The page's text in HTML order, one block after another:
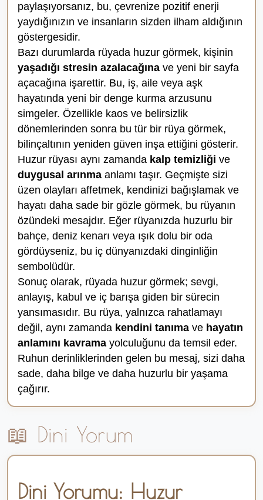
paylaşıyorsanız, bu, çevrenize pozitif enerji
yaydığınızın ve insanların sizden ilham aldığının
göstergesidir.
Bazı durumlarda rüyada huzur görmek, kişinin
yaşadığı stresin azalacağınave yeni bir sayfa
açacağına işarettir. Bu, iş, aile veya aşk
hayatında yeni bir denge kurma arzusunu
simgeler. Özellikle kaos ve belirsizlik
dönemlerinden sonra bu tür bir rüya görmek,
bilinçaltının yeniden güven inşa ettiğini gösterir.
Huzur rüyası aynı zamanda kalp temizliği ve
duygusal arınmaanlamı taşır. Geçmişte sizi
üzen olayları affetmek, kendinizi bağışlamak ve
hayatı daha sade bir gözle görmek, bu rüyanın
özündeki mesajdır. Eğer rüyanızda huzurlu bir
bahçe, deniz kenarı veya ışık dolu bir oda
gördüyseniz, bu iç dünyanızdaki dinginliğin
sembolüdür.
Sonuç olarak, rüyada huzur görmek; sevgi,
anlayış, kabul ve iç barışa giden bir sürecin
yansımasıdır. Bu rüya, yalnızca rahatlamayı
değil, aynı zamanda kendini tanımave hayatın
anlamını kavramayolculuğunu da temsil eder.
Ruhun derinliklerinden gelen bu mesaj, sizi daha
sade, daha bilge ve daha huzurlu bir yaşama
çağırır.
📖 Dini Yorum
Dini Yorumu: Huzur